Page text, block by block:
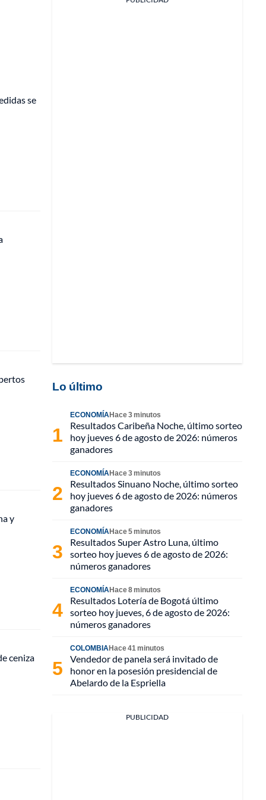
se
y
ceniza
Lo último
ECONOMÍAHace 3 minutos
Resultados Caribeña Noche, último sorteo
hoy jueves 6 de agosto de 2026: números
ganadores
ECONOMÍAHace 3 minutos
Resultados Sinuano Noche, último sorteo
hoy jueves 6 de agosto de 2026: números
ganadores
ECONOMÍAHace 5 minutos
Resultados Super Astro Luna, último
sorteo hoy jueves 6 de agosto de 2026:
números ganadores
ECONOMÍAHace 8 minutos
Resultados Lotería de Bogotá último
sorteo hoy jueves, 6 de agosto de 2026:
números ganadores
COLOMBIAHace 41 minutos
Vendedor de panela será invitado de
honor en la posesión presidencial de
Abelardo de la Espriella
PUBLICIDAD